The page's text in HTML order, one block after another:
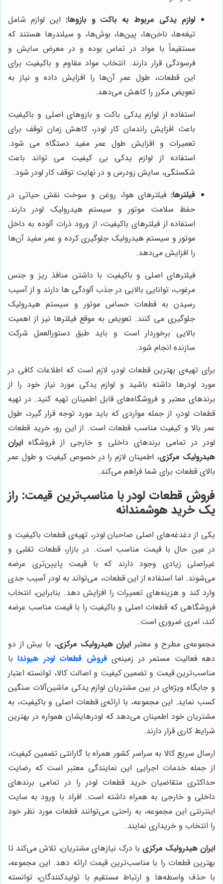
لوازم یدکی مربوط به باکت و بازوها: این لوازم شامل
تیغه‌ها، ناخن‌ها، پین‌ها، بوش‌ها، و سیلندرها هستند که
مستقیماً با مواد در تماس بوده و در معرض سایش و
فرسودگی قرار دارند. انتخاب مواد مقاوم و باکیفیت برای
این قطعات، طول عمر آن‌ها را افزایش داده و نیاز به
تعویض مکرر را کاهش می‌دهد.
استفاده از لوازم یدکی باکت و بازوهای اصلی و باکیفیت
باعث افزایش راندمان کار لودر، کاهش زمان توقف برای
تعمیرات و افزایش طول عمر مفید دستگاه می شود.
استفاده از لوازم یدکی بی کیفیت می تواند باعث
شکستگی، سایش زودرس و در نهایت توقف کار لودر شود.
فیلترها: فیلترهای هوا، روغن و سوخت نقش حیاتی در
حفظ سلامت موتور و سیستم هیدرولیک لودر دارند.
استفاده از فیلترهای باکیفیت، از ورود ذرات آلوده به داخل
موتور و سیستم هیدرولیک جلوگیری کرده و عمر مفید آن‌ها
را افزایش می‌دهد.
فیلترهای اصلی و باکیفیت با داشتن منافذ ریز و جنس
مرغوب، توانایی بالایی در جذب آلودگی ها دارند و از آسیب
رسیدن به قطعات حساس موتور و سیستم هیدرولیک
جلوگیری می کنند. تعویض به موقع فیلترها نیز از اهمیت
بالایی برخوردار است و باید طبق دستورالعمل شرکت
سازنده انجام شود.
برای تهیه‌ی بهترین قطعات لودر، لازم است که اطلاعات کافی در
مورد لودرها داشته باشید و لوازم یدکی مورد نیاز خود را از
برندهای معتبر و فروشگاه‌های قابل اطمینان تهیه کنید. در تهیه
قطعات لودر، از جمله مواردی که باید مورد توجه قرار گیرد، طول
عمر بالا و کیفیت مناسب قطعات است. از این رو، خرید قطعات
لودر در تمامی برندهای داخلی و خارجی از فروشگاه ایران
هیدرولیک مرکزی، اطمینان لازم را در خصوص کیفیت و طول عمر
بالای قطعات برای شما فراهم می‌کند.
فروش قطعات لودر با مناسب‌ترین قیمت: راز
یک خرید هوشمندانه
یکی از دغدغه‌های اصلی صاحبان لودر، تهیه‌ی قطعات باکیفیت و
در عین حال با قیمت مناسب است. در بازار، قطعات تقلبی و
غیراصلی زیادی وجود دارند که با قیمت پایین‌تری عرضه
می‌شوند. اما استفاده از این قطعات، می‌تواند به لودر آسیب جدی
وارد کند و هزینه‌های تعمیرات را افزایش دهد. بنابراین، انتخاب
فروشگاهی که قطعات اصلی و باکیفیت را با قیمت مناسب عرضه
کند، امری ضروری است.
مجموعه‌ی مطرح و معتبر ایران هیدرولیک مرکزی، با بیش از دو
دهه فعالیت مستمر در زمینه‌یفروش قطعات لودر هیوندابا
مناسب‌ترین قیمت و تضمین کیفیت و اصالت کالا، توانسته اعتبار
و جایگاه ویژه‌ای در بین مشتریان لوازم یدکی ماشین‌آلات سنگین
کسب نماید. این مجموعه، با ارائه‌ی قطعات اصلی و باکیفیت، به
مشتریان خود اطمینان می‌دهد که لودرهایشان همواره در بهترین
شرایط کاری قرار دارند.
ارسال سریع کالا به سراسر کشور همراه با گارانتی تضمین کیفیت،
از جمله خدمات اجرایی این نمایندگی معتبر است که رضایت
حداکثری متقاضیان خرید قطعات لودر را در تمامی برندهای
داخلی و خارجی به همراه داشته است. افراد با ورود به سایت
اینترنتی این مجموعه، به راحتی می‌توانند قطعات مورد نظر خود
را انتخاب و خریداری نمایند.
ایران هیدرولیک مرکزی با درک نیازهای مشتریان، تلاش می‌کند تا
بهترین قطعات را با مناسب‌ترین قیمت ارائه دهد. این مجموعه،
با حذف واسطه‌ها و ارتباط مستقیم با تولیدکنندگان، توانسته